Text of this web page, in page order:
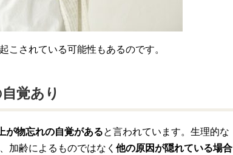
こされている可能性もあるのです。
覚あり
が物忘れの自覚があると言われています。生理的な
加齢によるものではなく 他の原因が隠れている場合